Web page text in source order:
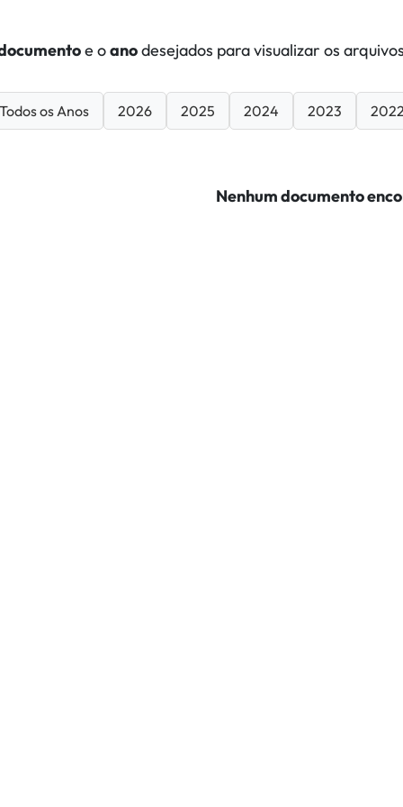
e oanodesejados para visualizar os
Todos os Anos 2026 2025 2024 2023
Nenhum documento